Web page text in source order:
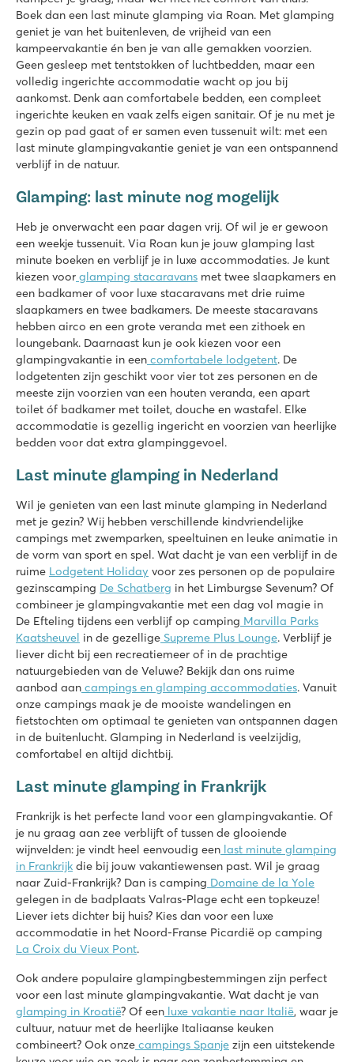
Verwarmd binnenzwembad, gave buitenglijbanen én
Prachtige ligging bij de Loonse en Drunense duinen
Op slechts 8 autominuten van pretpark de Efteling
Marvilla Parks Friese Meren
Marvilla Parks Friese Meren
Nederland - - Friesland - Lemmer
★ ★ ★
Gezellig restaurant met fijn terras
De Schatberg
De Schatberg
Nederland - - Limburg - Sevenum
★
Zwembaden zowel binnen als buiten met glijbaan én
Uitgebreid entertainmentprogramma én binnenspeeltuin
Gelegen aan de prachtige Noord-Limburgse Peel
De Twee Bruggen
De Twee Bruggen
Nederland - - Gelderland - Winterswijk
Themapark Bommelwereld op slechts 20 autominuten rijden!
Gelegen in het Nationaal Landschap Winterswijk
Vakantiepark Ackersate
Vakantiepark Ackersate
Nederland - - Gelderland - Voorthuizen
★ ★ ★ ★
Binnen- en buitenzwembad én nieuw waterspeeltoestel in
Divers animatieprogramma voor jong en oud
Geweldige 5-sterrencamping op de Veluwe
Mayotte Vacances
Mayotte Vacances
Frankrijk - Zuid-Frankrijk - Les Landes - Biscarrosse
★
Geweldig waterpark met glijbanen
Veel sportieve activiteiten voor het hele gezin
Direct aan het meer van Cazaux et de Sanguinet
Saint Avit Loisirs
Saint Avit Loisirs
Frankrijk - Midden-Frankrijk - Dordogne - Le Bugue
★ ★ ★ ★
Onze stacaravans staan op mooie plaatsen met uitkijk over
Bezoek de prehistorische grotten van Lascaux
La Pinède
La Pinède
Boek dan een last minute glamping via Roan. Met glamping
geniet je van het buitenleven, de vrijheid van een
kampeervakantie én ben je van alle gemakken voorzien.
Geen gesleep met tentstokken of luchtbedden, maar een
volledig ingerichte accommodatie wacht op jou bij
aankomst. Denk aan comfortabele bedden, een compleet
ingerichte keuken en vaak zelfs eigen sanitair. Of je nu met je
gezin op pad gaat of er samen even tussenuit wilt: met een
last minute glampingvakantie geniet je van een ontspannend
verblijf in de natuur.
Glamping: last minute nog mogelijk
Heb je onverwacht een paar dagen vrij. Of wil je er gewoon
een weekje tussenuit. Via Roan kun je jouw glamping last
minute boeken en verblijf je in luxe accommodaties. Je kunt
kiezen voor glamping stacaravans met twee slaapkamers en
een badkamer of voor luxe stacaravans met drie ruime
slaapkamers en twee badkamers. De meeste stacaravans
hebben airco en een grote veranda met een zithoek en
loungebank. Daarnaast kun je ook kiezen voor een
glampingvakantie in een comfortabele lodgetent. De
lodgetenten zijn geschikt voor vier tot zes personen en de
meeste zijn voorzien van een houten veranda, een apart
toilet óf badkamer met toilet, douche en wastafel. Elke
accommodatie is gezellig ingericht en voorzien van heerlijke
bedden voor dat extra glampinggevoel.
Last minute glamping in Nederland
Wil je genieten van een last minute glamping in Nederland
met je gezin? Wij hebben verschillende kindvriendelijke
campings met zwemparken, speeltuinen en leuke animatie in
de vorm van sport en spel. Wat dacht je van een verblijf in de
ruime Lodgetent Holiday voor zes personen op de populaire
gezinscamping De Schatberg in het Limburgse Sevenum? Of
combineer je glampingvakantie met een dag vol magie in
De Efteling tijdens een verblijf op camping Marvilla Parks
Kaatsheuvel in de gezellige Supreme Plus Lounge. Verblijf je
liever dicht bij een recreatiemeer of in de prachtige
natuurgebieden van de Veluwe? Bekijk dan ons ruime
aanbod aan campings en glamping accommodaties. Vanuit
onze campings maak je de mooiste wandelingen en
fietstochten om optimaal te genieten van ontspannen dagen
in de buitenlucht. Glamping in Nederland is veelzijdig,
comfortabel en altijd dichtbij.
Last minute glamping in Frankrijk
Frankrijk is het perfecte land voor een glampingvakantie. Of
je nu graag aan zee verblijft of tussen de glooiende
wijnvelden: je vindt heel eenvoudig een last minute glamping
in Frankrijk die bij jouw vakantiewensen past. Wil je graag
naar Zuid-Frankrijk? Dan is camping Domaine de la Yole
gelegen in de badplaats Valras-Plage echt een topkeuze!
Liever iets dichter bij huis? Kies dan voor een luxe
accommodatie in het Noord-Franse Picardië op camping
La Croix du Vieux Pont.
Ook andere populaire glampingbestemmingen zijn perfect
voor een last minute glampingvakantie. Wat dacht je van
glamping in Kroatië? Of een luxe vakantie naar Italië, waar je
cultuur, natuur met de heerlijke Italiaanse keuken
combineert? Ook onze campings Spanje zijn een uitstekende